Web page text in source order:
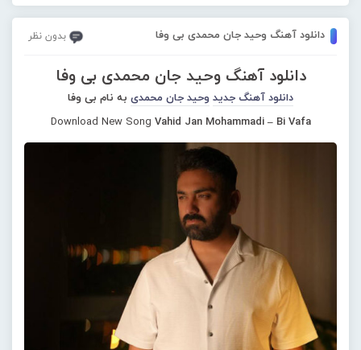
دانلود آهنگ وحید جان محمدی بی وفا بدون نظر
دانلود آهنگ وحید جان محمدی بی وفا
دانلود آهنگ جدید وحید جان محمدی به نام بی وفا
Download New Song Vahid Jan Mohammadi – Bi Vafa